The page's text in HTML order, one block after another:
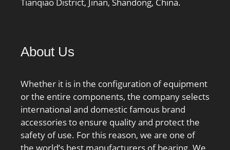
aceite:5300; SRE
Corporation:0.04;
C0:53; fo:14.6;
Sloan.:-0.04; DE_:129.05;
Tipo de producto
3:DGBB_SR_NR_OT;
DA_:19.05; Idiota:0;
Z_:10; yobi:6216NR;
About Us
Whether it is in the configuration of equipment
or the entire components, the company selects
international and domestic famous brand
accessories to ensure quality and protect the
safety of use. For this reason, we are one of